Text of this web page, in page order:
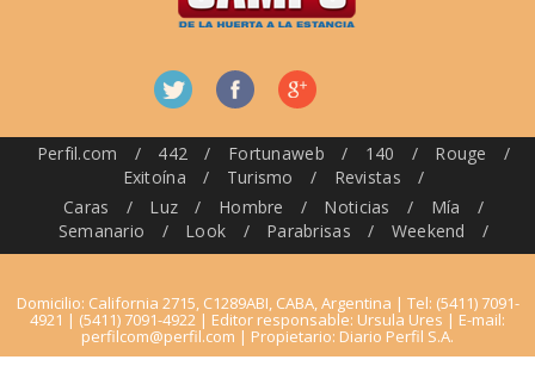
Perfil.com / 442 / Fortunaweb / 140 / Rouge
/
Exitoína
/ Turismo / Revistas
/
Caras
/ Luz / Hombre / Noticias / Mía
/
Semanario
/ Look / Parabrisas / Weekend /
Domicilio: California 2715, C1289ABI, CABA, Argentina | Tel: (5411) 7091-
4921 | (5411) 7091-4922 | Editor responsable: Ursula Ures | E-mail:
perfilcom@perfil.com | Propietario: Diario Perfil S.A.